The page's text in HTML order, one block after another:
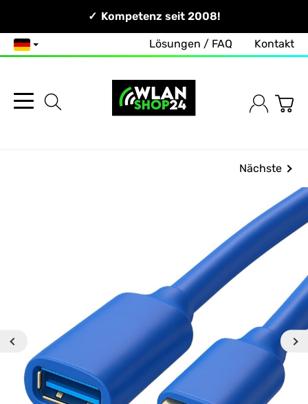
Persönlich & Erreichbar!Kompetenz seit 2008!
Deutsch Lösungen / FAQ Kontakt
Nächste